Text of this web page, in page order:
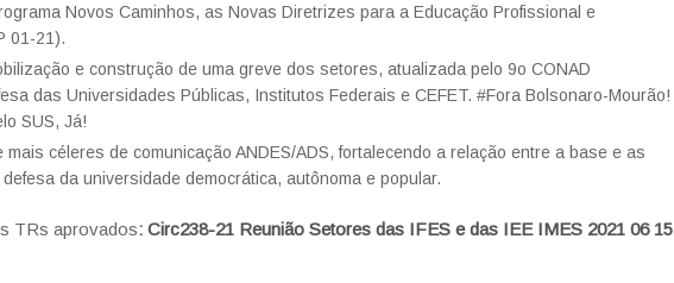
Novos Caminhos, as Novas Diretrizes para a Educação Profissional e
01-21).
e construção de uma greve dos setores, atualizada pelo 9o CONAD
das Universidades Públicas, Institutos Federais e CEFET. #Fora Bolsonaro-Mourão!
SUS, Já!
céleres de comunicação ANDES/ADS, fortalecendo a relação entre a base e as
da universidade democrática, autônoma e popular.
TRs aprovados: Circ238-21 Reunião Setores das IFES e das IEE IMES 2021 06 15